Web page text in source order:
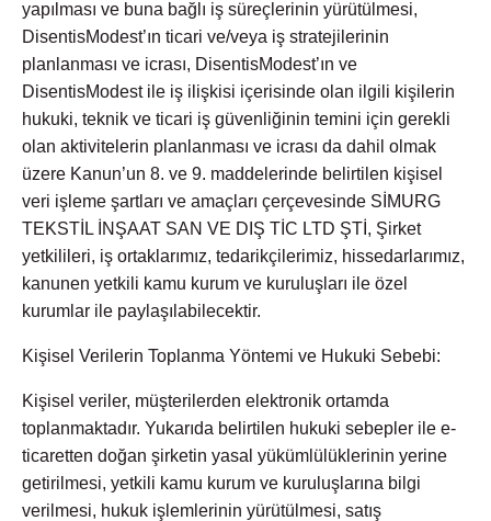
yapılması ve buna bağlı iş süreçlerinin yürütülmesi,
DisentisModest’ın ticari ve/veya iş stratejilerinin
planlanması ve icrası, DisentisModest’ın ve
DisentisModest ile iş ilişkisi içerisinde olan ilgili kişilerin
hukuki, teknik ve ticari iş güvenliğinin temini için gerekli
olan aktivitelerin planlanması ve icrası da dahil olmak
üzere Kanun’un 8. ve 9. maddelerinde belirtilen kişisel
veri işleme şartları ve amaçları çerçevesinde SİMURG
TEKSTİL İNŞAAT SAN VE DIŞ TİC LTD ŞTİ, Şirket
yetkilileri, iş ortaklarımız, tedarikçilerimiz, hissedarlarımız,
kanunen yetkili kamu kurum ve kuruluşları ile özel
kurumlar ile paylaşılabilecektir.
Kişisel Verilerin Toplanma Yöntemi ve Hukuki Sebebi:
Kişisel veriler, müşterilerden elektronik ortamda
toplanmaktadır. Yukarıda belirtilen hukuki sebepler ile e-
ticaretten doğan şirketin yasal yükümlülüklerinin yerine
getirilmesi, yetkili kamu kurum ve kuruluşlarına bilgi
verilmesi, hukuk işlemlerinin yürütülmesi, satış